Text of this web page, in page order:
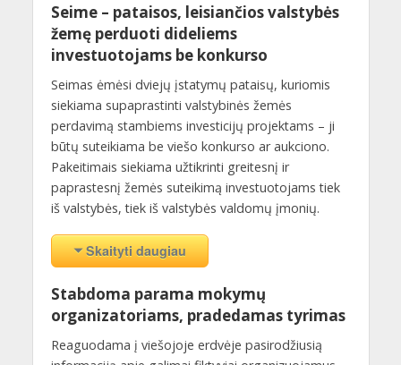
Seime – pataisos, leisiančios valstybės
žemę perduoti dideliems
investuotojams be konkurso
Seimas ėmėsi dviejų įstatymų pataisų, kuriomis
siekiama supaprastinti valstybinės žemės
perdavimą stambiems investicijų projektams – ji
būtų suteikiama be viešo konkurso ar aukciono.
Pakeitimais siekiama užtikrinti greitesnį ir
paprastesnį žemės suteikimą investuotojams tiek
iš valstybės, tiek iš valstybės valdomų įmonių.
Skaityti daugiau
Stabdoma parama mokymų
organizatoriams, pradedamas tyrimas
Reaguodama į viešojoje erdvėje pasirodžiusią